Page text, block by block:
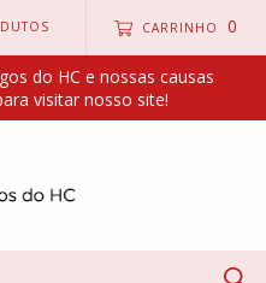
CARRINHO 0
do HC e nossas causas
visitar nosso site!